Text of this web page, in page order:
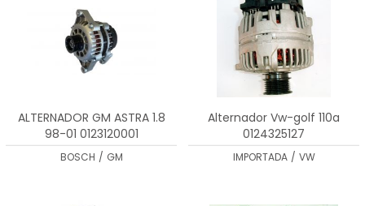
ALTERNADOR GM ASTRA 1.8
98-01 0123120001
BOSCH / GM
Alternador Vw-golf 110a
0124325127
IMPORTADA / VW